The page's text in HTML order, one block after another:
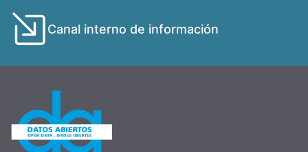
Canal interno de información